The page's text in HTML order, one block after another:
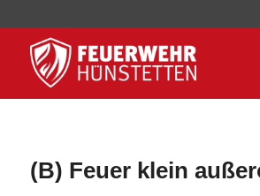
(B) Feuer klein